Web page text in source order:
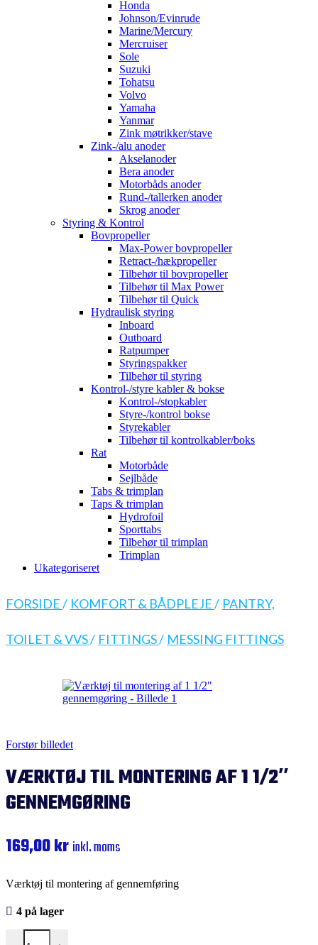
Honda
Johnson/Evinrude
Marine/Mercury
Mercruiser
Sole
Suzuki
Tohatsu
Volvo
Yamaha
Yanmar
Zink møtrikker/stave
Zink-/alu anoder
Akselanoder
Bera anoder
Motorbåds anoder
Rund-/tallerken anoder
Skrog anoder
Styring & Kontrol
Bovpropeller
Max-Power bovpropeller
Retract-/hækpropeller
Tilbehør til bovpropeller
Tilbehør til Max Power
Tilbehør til Quick
Hydraulisk styring
Inboard
Outboard
Ratpumper
Styringspakker
Tilbehør til styring
Kontrol-/styre kabler & bokse
Kontrol-/stopkabler
Styre-/kontrol bokse
Styrekabler
Tilbehør til kontrolkabler/boks
Rat
Motorbåde
Sejlbåde
Tabs & trimplan
Taps & trimplan
Hydrofoil
Sporttabs
Tilbehør til trimplan
Trimplan
Ukategoriseret
FORSIDE/ KOMFORT & BÅDPLEJE/ PANTRY,
TOILET & VVS/ FITTINGS/ MESSING FITTINGS
Forstør billedet
VÆRKTØJ TIL MONTERING AF 1 1/2″
GENNEMGØRING
169,00kr inkl. moms
Værktøj til montering af gennemføring
4 på lager
Værktøj til montering af 1 1/2" gennemgøring antal